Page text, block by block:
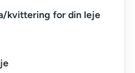
kvittering for din leje